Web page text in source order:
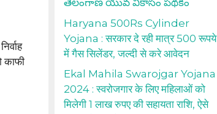
काफी
తెలంగాణ యువ వికాసం పథకం
Haryana 500Rs Cylinder
Yojana : सरकार दे रही मात्र 500 रूपये
में गैस सिलेंडर, जल्दी से करे आवेदन
Ekal Mahila Swarojgar Yojana
2024 : स्वरोजगार के लिए महिलाओं को
मिलेगी 1 लाख रुपए की सहायता राशि, ऐसे